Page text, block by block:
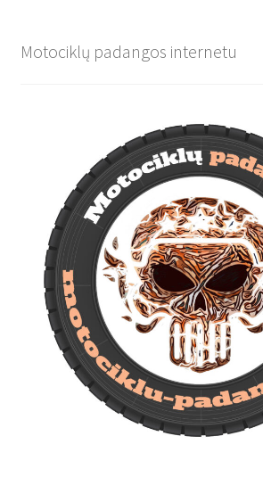
Motociklų padangos internetu